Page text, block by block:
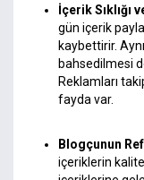
İçerik Sıklığı
gün içerik
kaybettirir.
bahsedilmesi
Reklamları
fayda var.
Blogçunun
içeriklerin